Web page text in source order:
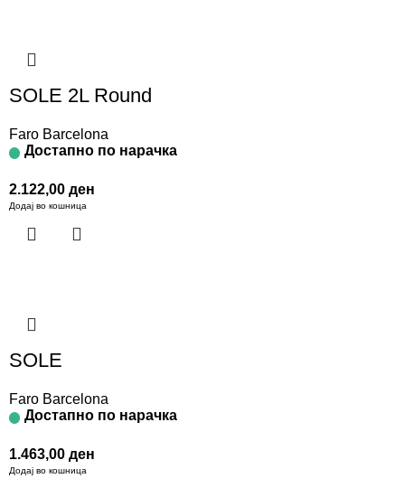
SOLE 2L Round
Faro Barcelona
Достапно по нарачка
2.122,00 ден
Додај во кошница
SOLE
Faro Barcelona
Достапно по нарачка
1.463,00 ден
Додај во кошница